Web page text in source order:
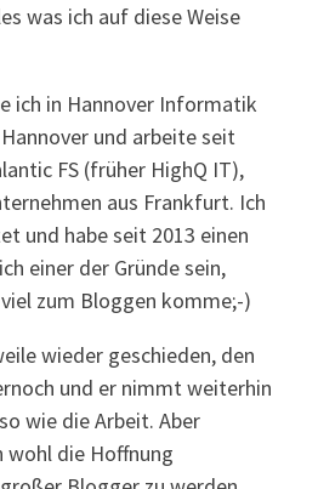
was ich auf diese Weise
ich in Hannover Informatik
und arbeite seit
FS (früher HighQ IT),
aus Frankfurt. Ich
und habe seit 2013 einen
einer der Gründe sein,
zum Bloggen komme;-)
wieder geschieden, den
und er nimmt weiterhin
wie die Arbeit. Aber
wohl die Hoffnung